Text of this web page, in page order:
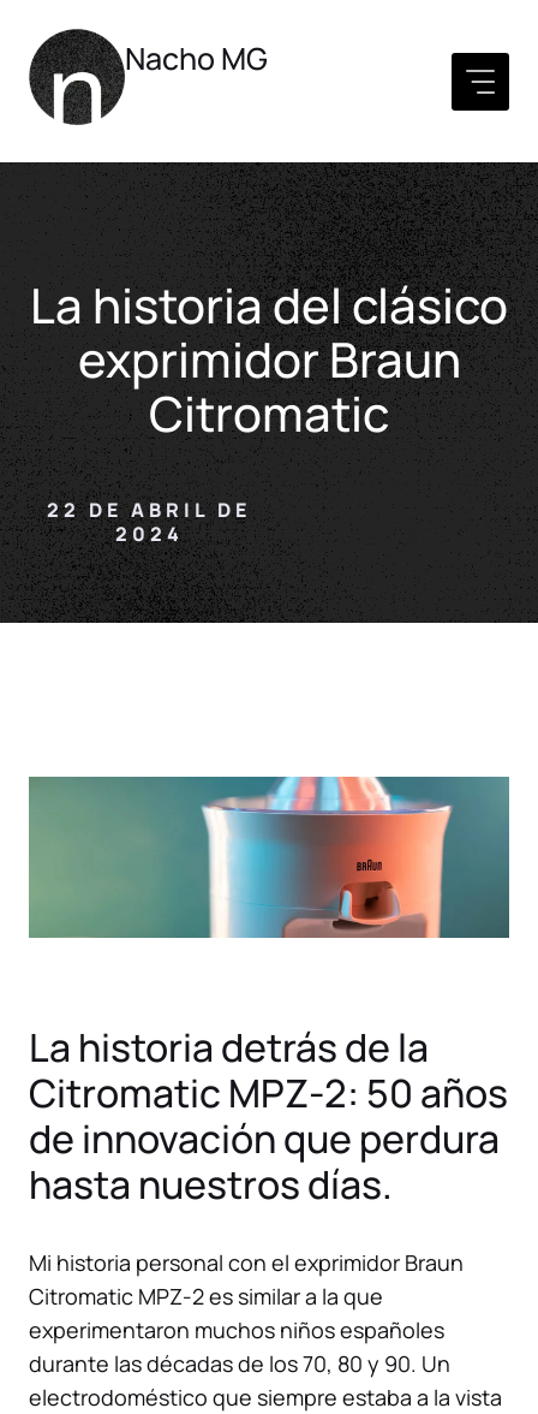
Nacho MG
La historia del clásico
exprimidor Braun
Citromatic
22 DE ABRIL DE
2024
La historia detrás de la
Citromatic MPZ-2: 50 años
de innovación que perdura
hasta nuestros días.
Mi historia personal con el exprimidor Braun
Citromatic MPZ-2 es similar a la que
experimentaron muchos niños españoles
durante las décadas de los 70, 80 y 90. Un
electrodoméstico que siempre estaba a la vista